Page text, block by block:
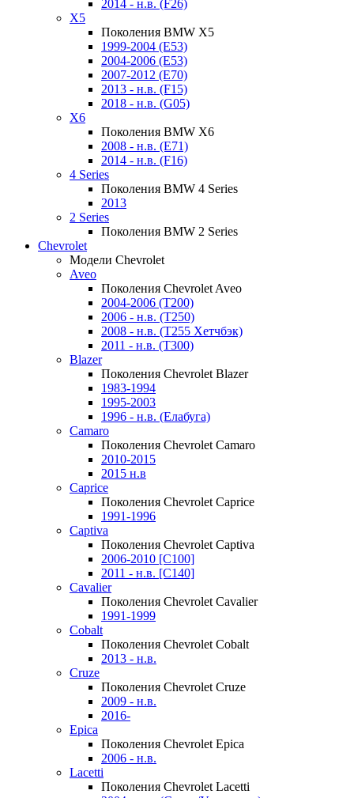
2014 - н.в. (F26)
X5
Поколения BMW X5
1999-2004 (E53)
2004-2006 (E53)
2007-2012 (E70)
2013 - н.в. (F15)
2018 - н.в. (G05)
X6
Поколения BMW X6
2008 - н.в. (E71)
2014 - н.в. (F16)
4 Series
Поколения BMW 4 Series
2013
2 Series
Поколения BMW 2 Series
Chevrolet
Модели Chevrolet
Aveo
Поколения Chevrolet Aveo
2004-2006 (T200)
2006 - н.в. (T250)
2008 - н.в. (T255 Хетчбэк)
2011 - н.в. (Т300)
Blazer
Поколения Chevrolet Blazer
1983-1994
1995-2003
1996 - н.в. (Елабуга)
Camaro
Поколения Chevrolet Camaro
2010-2015
2015 н.в
Caprice
Поколения Chevrolet Caprice
1991-1996
Captiva
Поколения Chevrolet Captiva
2006-2010 [C100]
2011 - н.в. [C140]
Cavalier
Поколения Chevrolet Cavalier
1991-1999
Cobalt
Поколения Chevrolet Cobalt
2013 - н.в.
Cruze
Поколения Chevrolet Cruze
2009 - н.в.
2016-
Epica
Поколения Chevrolet Epica
2006 - н.в.
Lacetti
Поколения Chevrolet Lacetti